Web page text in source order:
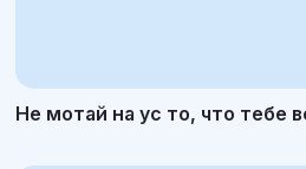
Не мотай на ус то, что тебе